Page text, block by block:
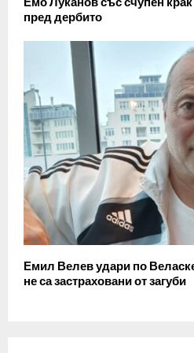
пред дербито
Емил Велев удари по
не са застраховани от загуби